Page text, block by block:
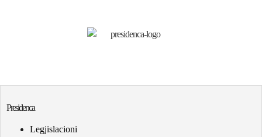
Presidenca
Legjislacioni